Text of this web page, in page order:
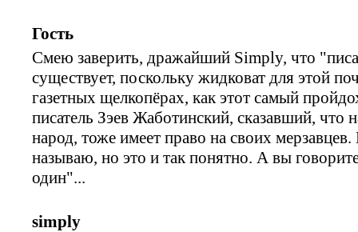
Гость
Смею заверить, дражайший Simply, что
существует, поскольку жидковат для этой
газетных щелкопёрах, как этот самый
писатель Зэев Жаботинский, сказавший,
народ, тоже имеет право на своих
называю, но это и так понятно. А вы
один"...
simply